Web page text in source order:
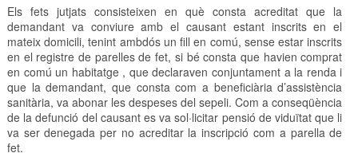
Els fets jutjats consisteixen en què consta acreditat que la
demandant va conviure amb el causant estant inscrits en el
mateix domicili, tenint ambdós un fill en comú, sense estar inscrits
en el registre de parelles de fet, si bé consta que havien comprat
en comú un habitatge , que declaraven conjuntament a la renda i
que la demandant, que consta com a beneficiària d’assistència
sanitària, va abonar les despeses del sepeli. Com a conseqüència
de la defunció del causant es va sol·licitar pensió de viduïtat que li
va ser denegada per no acreditar la inscripció com a parella de
fet.